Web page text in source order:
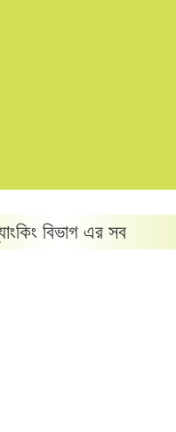
বিভাগ এর সব